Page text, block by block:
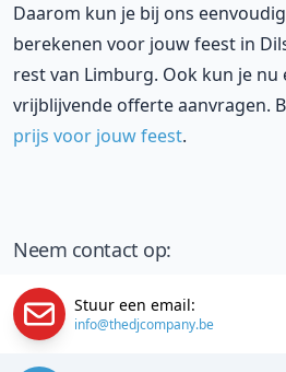
Daarom kun je bij ons
berekenen voor jouw feest in
rest van Limburg. Ook kun je nu
vrijblijvende offerte aanvragen.
prijs voor jouw feest.
Neem contact op:
Stuur een email:
info@thedjcompany.be